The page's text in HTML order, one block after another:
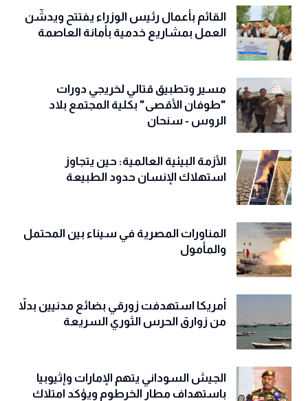
القائم بأعمال رئيس الوزراء يفتتح ويدشّن
العمل بمشاريع خدمية بأمانة العاصمة
مسير وتطبيق قتالي لخريجي دورات
"طوفان الأقصى" بكلية المجتمع بلاد
الروس - سنحان
الأزمة البيئية العالمية: حين يتجاوز
استهلاك الإنسان حدود الطبيعة
المناورات المصرية في سيناء بين المحتمل
والمأمول
أمريكا استهدفت زورقي بضائع مدنيين بدلاً
من زوارق الحرس الثوري السريعة
الجيش السوداني يتهم الإمارات وإثيوبيا
باستهداف مطار الخرطوم ويؤكد امتلاك